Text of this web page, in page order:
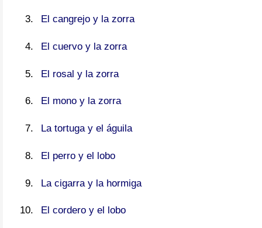
El cangrejo y la zorra
El cuervo y la zorra
El rosal y la zorra
El mono y la zorra
La tortuga y el águila
El perro y el lobo
La cigarra y la hormiga
El cordero y el lobo